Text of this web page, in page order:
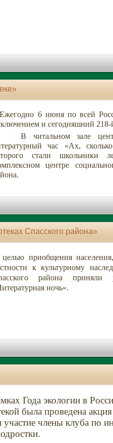
6 июня по всей
и сегодняшний
читальном зале
час «Ах,
стали школьники
центре
Спасского района»
приобщения
к культурному
района приняли
ночь».
Года экологии в
была проведена
участие члены клуба по